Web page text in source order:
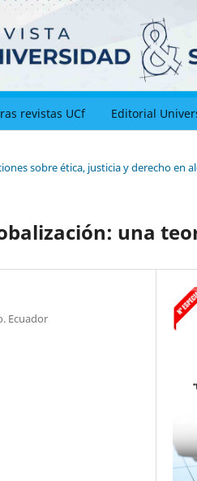
revistas UCf Editorial
sobre ética, justicia y derecho en
una
Ecuador